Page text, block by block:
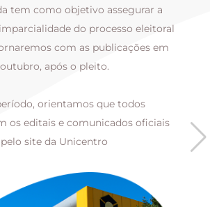
tem como objetivo assegurar a
do processo eleitoral
com as publicações em
outubro, após o pleito.
orientamos que todos
os editais e comunicados oficiais
pelo site da Unicentro